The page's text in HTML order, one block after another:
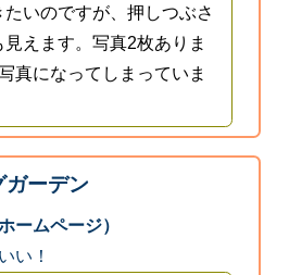
いのですが、押しつぶさ
えます。写真2枚ありま
真になってしまっていま
ガーデン
ームページ）
い！